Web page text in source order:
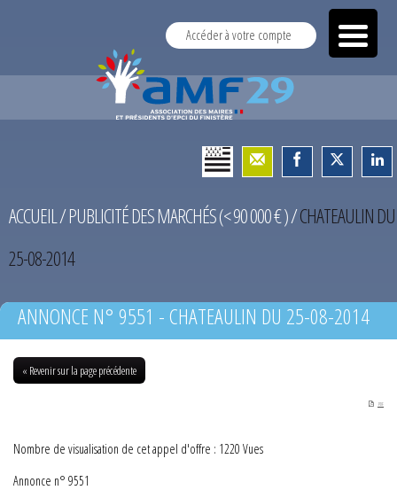
Accéder à votre compte
ACCUEIL/PUBLICITÉ DES MARCHÉS (< 90 000 € )/CHATEAULIN DU
25-08-2014
ANNONCE N° 9551 - CHATEAULIN DU 25-08-2014
« Revenir sur la page précédente
PDF
Nombre de visualisation de cet appel d'offre : 1220 Vues
Annonce n° 9551